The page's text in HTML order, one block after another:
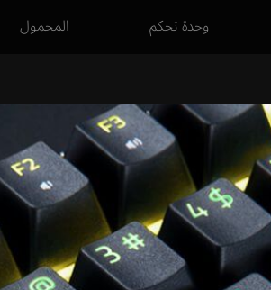
وحدة تحكم المحمول